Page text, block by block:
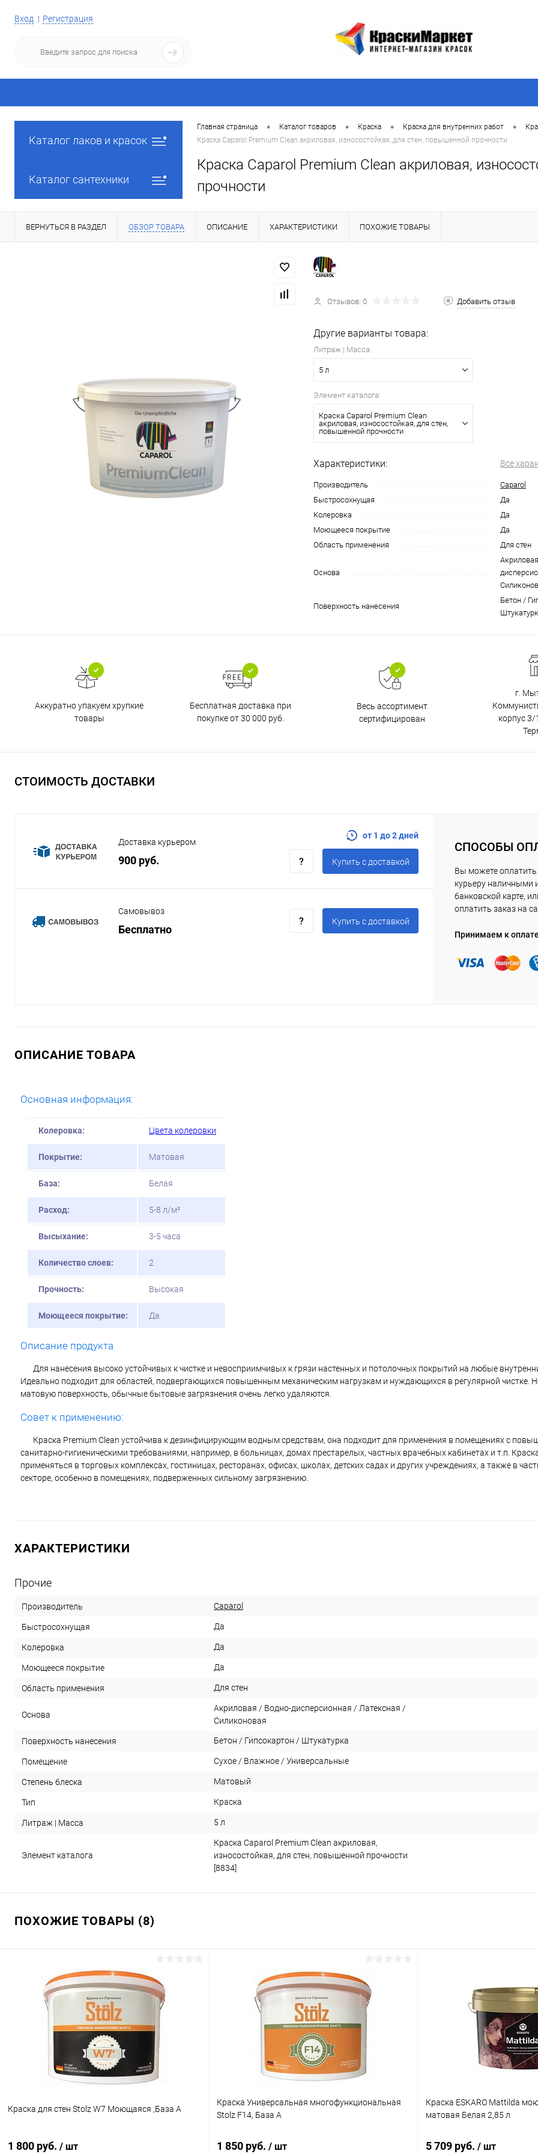
Вход Регистрация
Каталог лаков и красок
Каталог сантехники
Главная страница • Каталог товаров • Краска • Краска для внутренних работ •
Краска Caparol Premium Clean акриловая, износостойкая, для стен, повышенной прочности
Краска Caparol Premium Clean акриловая,
прочности
ВЕРНУТЬСЯ В РАЗДЕЛ ОБЗОР ТОВАРА ОПИСАНИЕ ХАРАКТЕРИСТИКИ ПОХОЖИЕ ТОВАРЫ
Отзывов: 0 Добавить отзыв
Другие варианты товара:
Литраж | Масса:
5 л
Элемент каталога:
Краска Caparol Premium Clean
акриловая, износостойкая, для стен,
повышенной прочности
Характеристики: Все
Производитель
Caparol
Быстросохнущая
Да
Колеровка
Да
Моющееся покрытие
Да
Область применения
Для стен
Основа
Поверхность нанесения
Бетон /
Аккуратно упакуем хрупкие
товары
Бесплатная доставка при
покупке от 30 000 руб.
Весь ассортимент
сертифицирован
г.
корпус 3/
СТОИМОСТЬ ДОСТАВКИ
Доставка курьером
900 руб.
от 1 до 2 дней
Купить c доставкой
Самовывоз
Бесплатно
Купить c доставкой
СПОСОБЫ
Вы можете оплатить
курьеру наличными
банковской карте,
оплатить заказ на
Принимаем к оплате
ОПИСАНИЕ ТОВАРА
Основная информация:
Колеровка: Цвета колеровки
Покрытие: Матовая
База: Белая
Расход: 5-8 л/м²
Высыхание: 3-5 часа
Количество слоев: 2
Прочность: Высокая
Моющееся покрытие: Да
Описание продукта
Для нанесения высоко устойчивых к чистке и невосприимчивых к грязи настенных и потолочных покрытий на любые
Идеально подходит для областей, подвергающихся повышенным механическим нагрузкам и нуждающихся в регулярной чистке.
матовую поверхность, обычные бытовые загрязнения очень легко удаляются.
Совет к применению:
Краска Premium Clean устойчива к дезинфицирующим водным средствам, она подходит для применения в помещениях с
санитарно-гигиеническими требованиями, например, в больницах, домах престарелых, частных врачебных кабинетах и т.п.
применяться в торговых комплексах, гостиницах, ресторанах, офисах, школах, детских садах и других учреждениях, а также в
секторе, особенно в помещениях, подверженных сильному загрязнению.
ХАРАКТЕРИСТИКИ
Прочие
Производитель Caparol
Быстросохнущая Да
Колеровка Да
Моющееся покрытие Да
Область применения Для стен
Основа
Акриловая / Водно-дисперсионная / Латексная /
Силиконовая
Поверхность нанесения Бетон / Гипсокартон / Штукатурка
Помещение Сухое / Влажное / Универсальные
Степень блеска Матовый
Тип Краска
Литраж | Масса 5 л
Элемент каталога
Краска Caparol Premium Clean акриловая,
износостойкая, для стен, повышенной прочности
[8834]
ПОХОЖИЕ ТОВАРЫ (8)
Краска для стен Stolz W7 Моющаяся ,База А
1 800 руб. / шт
Краска Универсальная многофункциональная
Stolz F14, База А
1 850 руб. / шт
Краска ESKARO Mattilda
матовая Белая 2,85 л
5 709 руб. / шт